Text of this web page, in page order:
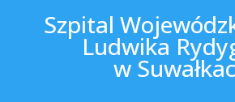
Szpital
Ludwika
w